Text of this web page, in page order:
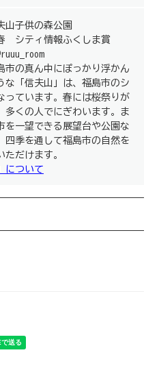
山子供の森公園
シティ情報ふくしま賞
市の真ん中にぽっかり浮かん
な「信夫山」は、福島市のシ
っています。春には桜祭りが
多くの人でにぎわいます。ま
を一望できる展望台や公園な
四季を通して福島市の自然を
ただけます。
について